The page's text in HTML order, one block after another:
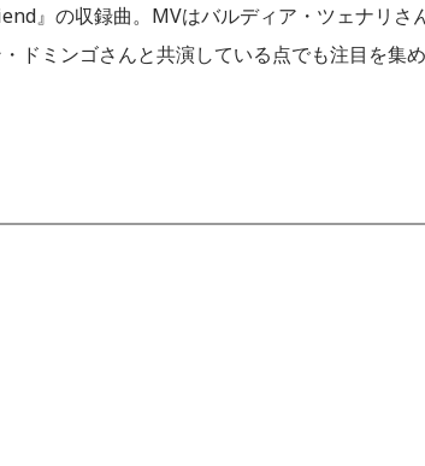
』の収録曲。MVはバルディア・ツェナリさ
ドミンゴさんと共演している点でも注目を集め